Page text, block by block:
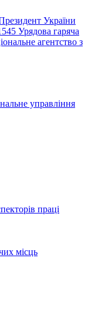
України
Урядова гаряча
агентство з
управління
праці
місць